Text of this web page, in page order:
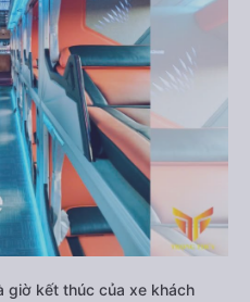
giờ kết thúc của xe khách